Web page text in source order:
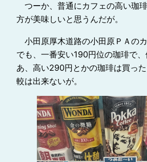
つーか、普通にカフェの高い珈
方が美味しいと思うんだが。
小田原厚木道路の小田原ＰＡの
でも、一番安い190円位の珈琲で、
あ、高い290円とかの珈琲は買っ
較は出来ないが。